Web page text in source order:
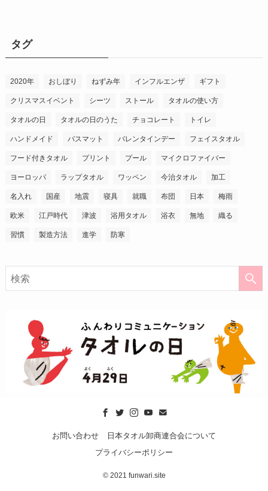
タグ
2020年 おしぼり ねずみ年 インフルエンザ ギフト
クリスマスイベント シーツ ストール タオルの使い方
タオルの日 タオルの日のうた チョコレート トイレ
ハンドメイド バスマット バレンタインデー フェイスタオル
フード付きタオル プリント プール マイクロファイバー
ヨーロッパ ラップタオル ワッペン 今治タオル 加工
名入れ 国産 地震 寝具 就職 布団 日本 梅雨
欧米 江戸時代 津波 浴用タオル 浴衣 無地 織る
習慣 製造方法 進学 防寒
お問い合わせ
日本タオル卸商連合会について
プライバシーポリシー
©2021 funwari.site